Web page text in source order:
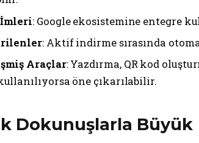
: Google ekosistemine entegre
: Aktif indirme sırasında
Araçlar: Yazdırma, QR kod
öne çıkarılabilir.
Dokunuşlarla Büyük